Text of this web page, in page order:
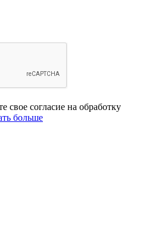
свое согласие на обработку
больше